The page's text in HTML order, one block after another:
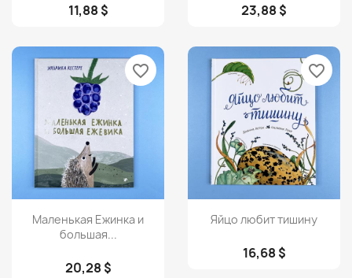
11,88 $ 23,88 $
Просмотр
Маленькая Ежинка и
большая...
20,28 $
favorite_border
 Просмотр
Яйцо любит тишину
16,68 $
favorite_border